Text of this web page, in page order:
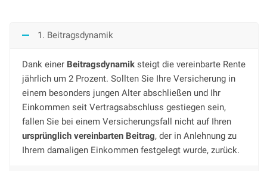
1. Beitragsdynamik
Dank einer Beitragsdynamiksteigt die vereinbarte Rente
jährlich um 2 Prozent. Sollten Sie Ihre Versicherung in
einem besonders jungen Alter abschließen und Ihr
Einkommen seit Vertragsabschluss gestiegen sein,
fallen Sie bei einem Versicherungsfall nicht auf Ihren
ursprünglich vereinbarten Beitrag, der in Anlehnung zu
Ihrem damaligen Einkommen festgelegt wurde, zurück.